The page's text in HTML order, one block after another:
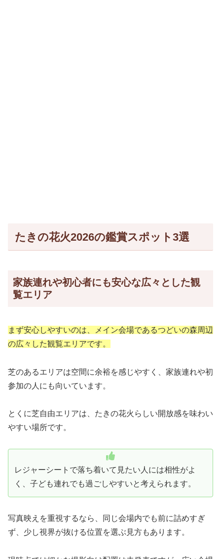
たきの花火2026の鑑賞スポット3選
家族連れや初心者にも安心な広々とした観
覧エリア
まず安心しやすいのは、メイン会場であるつどいの森周辺
の広々した観覧エリアです。
芝のあるエリアは空間に余裕を感じやすく、家族連れや初
参加の人にも向いています。
とくに芝自由エリアは、たきの花火らしい開放感を味わい
やすい場所です。
レジャーシートで落ち着いて見たい人には相性がよ
く、子ども連れでも過ごしやすいと考えられます。
写真映えを重視するなら、同じ会場内でも前に詰めすぎ
ず、少し視界が抜ける位置を選ぶ見方もあります。